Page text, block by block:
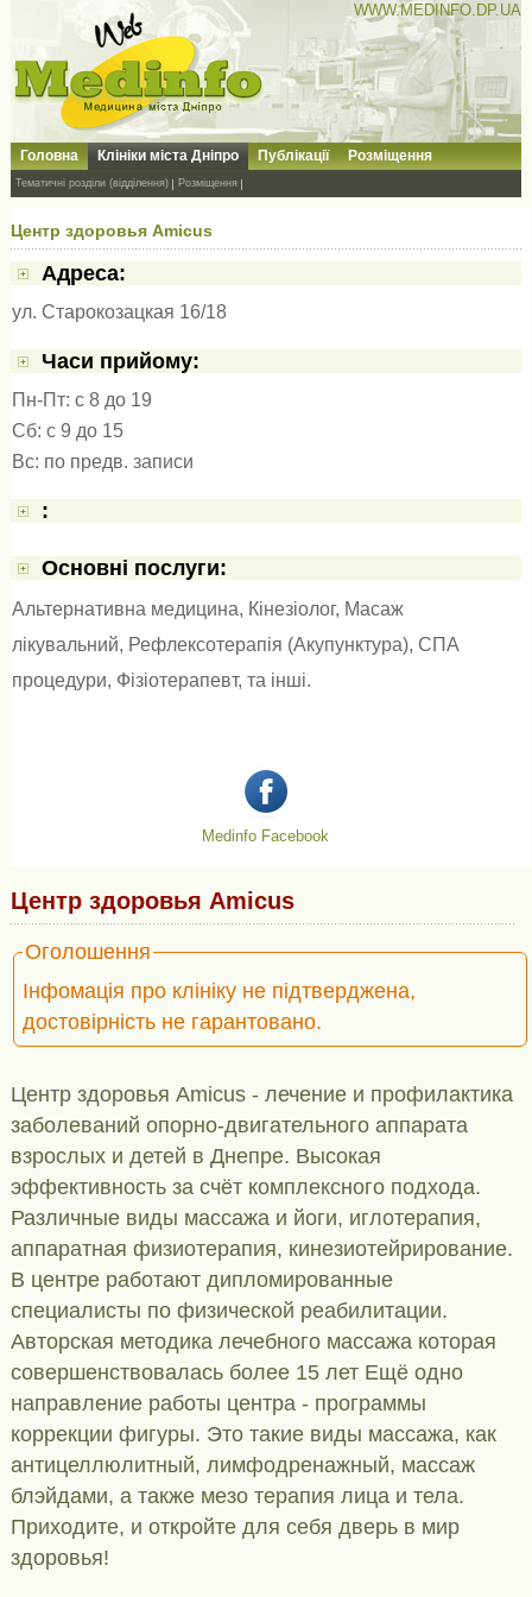
WWW.MEDINFO.DP.UA
Головна Клініки міста Дніпро Публікації Розміщення
Тематичні розділи (відділення) Розміщення
Центр здоровья Amicus
Адресa:
ул. Старокозацкая 16/18
Часи прийому:
Пн-Пт: с 8 до 19
Cб: с 9 до 15
Вс: по предв. записи
:
Основні послуги:
Альтернативна медицина, Кінезіолог, Масаж
лікувальний, Рефлексотерапія (Акупунктура), СПА
процедури, Фізіотерапевт, та інші.
Medinfo Facebook
Центр здоровья Amicus
Оголошення
Інфомація про клініку не підтверджена,
достовірність не гарантовано.
Центр здоровья Amicus - лечение и профилактика
заболеваний опорно-двигательного аппарата
взрослых и детей в Днепре. Высокая
эффективность за счёт комплексного подхода.
Различные виды массажа и йоги, иглотерапия,
аппаратная физиотерапия, кинезиотейрирование.
В центре работают дипломированные
специалисты по физической реабилитации.
Aвторская методика лечебного массажа которая
совершенствовалась более 15 лет Ещё одно
направление работы центра - программы
коррекции фигуры. Это такие виды массажа, как
антицеллюлитный, лимфодренажный, массаж
блэйдами, а также мезо терапия лица и тела.
Приходите, и откройте для себя дверь в мир
здоровья!